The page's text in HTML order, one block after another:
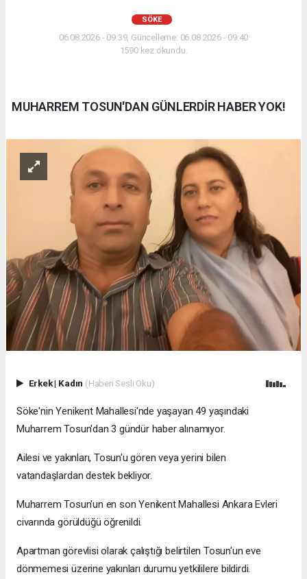
SÖKE
06.08.2026 - 09:39, Güncelleme: 06.08.2026 - 09:40
1590 kez okundu.
MUHARREM TOSUN'DAN GÜNLERDİR HABER YOK!
Erkek| Kadın (Haberi Sesli Oku)
Söke'nin Yenikent Mahallesi'nde yaşayan 49 yaşındaki
Muharrem Tosun'dan 3 gündür haber alınamıyor.
Ailesi ve yakınları, Tosun'u gören veya yerini bilen
vatandaşlardan destek bekliyor.
Muharrem Tosun'un en son Yenikent Mahallesi Ankara Evleri
civarında görüldüğü öğrenildi.
Apartman görevlisi olarak çalıştığı belirtilen Tosun'un eve
dönmemesi üzerine yakınları durumu yetkililere bildirdi.